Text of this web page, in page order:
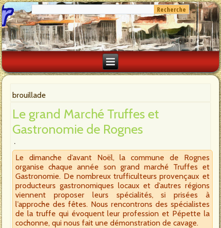
brouillade
Le grand Marché Truffes et
Gastronomie de Rognes
Le dimanche d’avant Noël, la commune de Rognes
organise chaque année son grand marché Truffes et
Gastronomie. De nombreux trufficulteurs provençaux et
producteurs gastronomiques locaux et d’autres régions
viennent proposer leurs spécialités, si prisées à
l’approche des fêtes. Nous rencontrons des spécialistes
de la truffe qui évoquent leur profession et Pépette la
cochonne, qui nous fait une démonstration de cavage.